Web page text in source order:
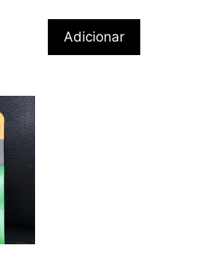
Adicionar